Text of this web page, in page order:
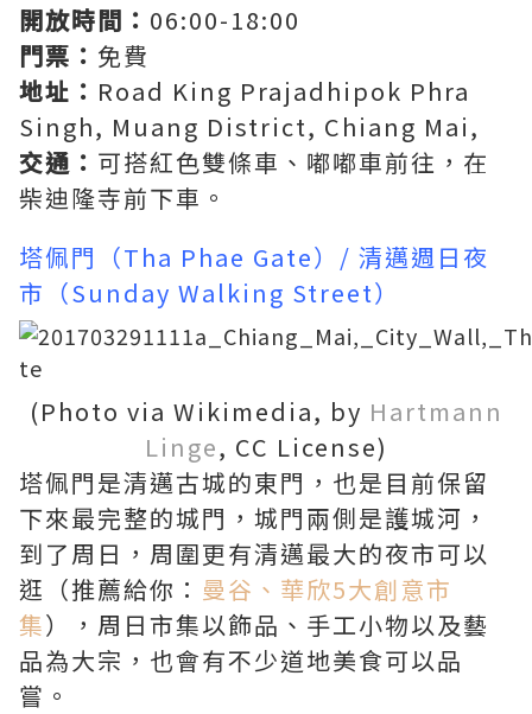
開放時間： 06:00-18:00
門票： 免費
地址： Road King Prajadhipok Phra
Singh, Muang District, Chiang Mai,
交通： 可搭紅色雙條車、嘟嘟車前往，在
柴迪隆寺前下車。
塔佩門（Tha Phae Gate）/ 清邁週日夜
市（Sunday Walking Street）
(Photo via Wikimedia, by Hartmann
Linge, CC License)
塔佩門是清邁古城的東門，也是目前保留
下來最完整的城門，城門兩側是護城河，
到了周日，周圍更有清邁最大的夜市可以
逛（推薦給你： 曼谷、華欣5大創意市
集），周日市集以飾品、手工小物以及藝
品為大宗，也會有不少道地美食可以品
嘗。